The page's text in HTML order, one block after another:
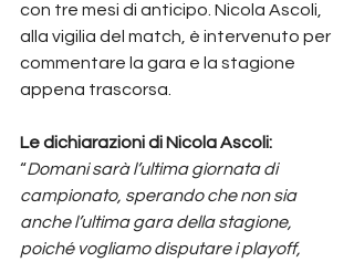
con tre mesi di anticipo. Nicola Ascoli,
alla vigilia del match, è intervenuto per
commentare la gara e la stagione
appena trascorsa.
Le dichiarazioni di Nicola Ascoli:
“Domani sarà l’ultima giornata di
campionato, sperando che non sia
anche l’ultima gara della stagione,
poiché vogliamo disputare i playoff,